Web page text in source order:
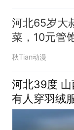
河北65岁大
菜，10元管
友连吃半年
秋Tian动漫
河北39度 山
有人穿羽绒